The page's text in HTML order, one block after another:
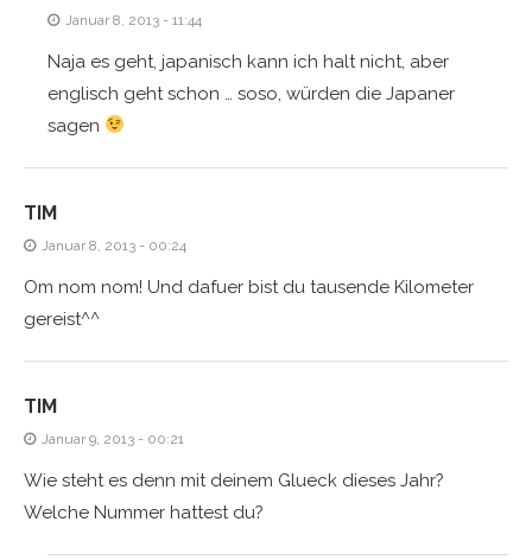
Januar 8, 2013 - 11:44
Naja es geht, japanisch kann ich halt nicht, aber
englisch geht schon … soso, würden die Japaner
sagen
TIM
Januar 8, 2013 - 00:24
Om nom nom! Und dafuer bist du tausende Kilometer
gereist^^
TIM
Januar 9, 2013 - 00:21
Wie steht es denn mit deinem Glueck dieses Jahr?
Welche Nummer hattest du?